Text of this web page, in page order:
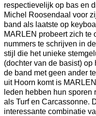
respectievelijk op bas en
Michel Roosendaal voor
band als laatste op
MARLEN probeert zich te
nummers te schrijven in
stijl die het unieke
(dochter van de basist)
de band met geen ander
uit Hoorn komt is
leden hebben hun sporen
als Turf en Carcassonne.
interessante combinatie